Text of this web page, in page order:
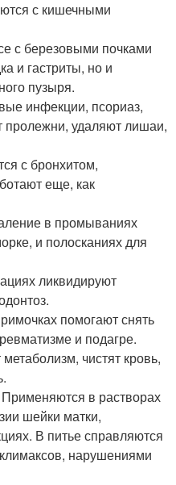
с кишечными
с березовыми почками
и гастриты, но и
пузыря.
инфекции, псориаз,
пролежни, удаляют лишаи,
с бронхитом,
еще, как
в промываниях
и полосканиях для
ликвидируют
помогают снять
и подагре.
чистят кровь,
в растворах
шейки матки,
В питье справляются
нарушениями